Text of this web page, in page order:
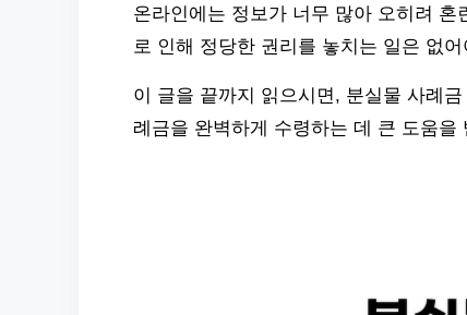
온라인에는 정보가 너무 많아 오히려
로 인해 정당한 권리를 놓치는 일은 없
이 글을 끝까지 읽으시면, 분실물 사례
례금을 완벽하게 수령하는 데 큰 도움을